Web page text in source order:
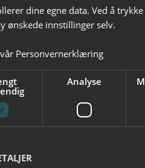
Lør 10. okt
2 forestillinger
Bård Tufte
dine egne data. Ved å
ønskede innstillinger selv.
Personvernerklæring
Analyse